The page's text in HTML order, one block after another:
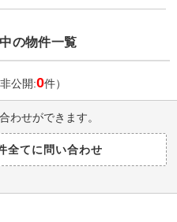
の物件一覧
公開:0件）
わせができます。